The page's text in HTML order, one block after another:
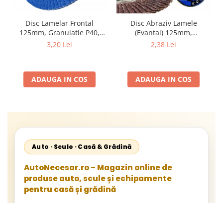
Disc Lamelar Frontal
125mm, Granulatie P40,
Abraziv Premium din
13300 RPM, pentru Slefuire
Otel, Inox, Lemn si Metal,
3,20 Lei
ADAUGA IN COS
Disc Abraziv Lamele
(Evantai) 125mm,
Granulație , pentru Metal și
2,38 Lei
ADAUGA IN COS
Auto · Scule · Casă & Grădină
AutoNecesar.ro – Magazin online de
produse auto, scule și echipamente
pentru casă și grădină